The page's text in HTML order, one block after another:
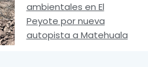
ambientales en El
Peyote por nueva
autopista a Matehuala